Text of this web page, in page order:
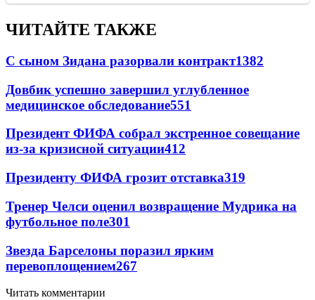
ЧИТАЙТЕ ТАКЖЕ
С сыном Зидана разорвали контракт1382
Довбик успешно завершил углубленное
медицинское обследование551
Президент ФИФА собрал экстренное совещание
из-за кризисной ситуации412
Президенту ФИФА грозит отставка319
Тренер Челси оценил возвращение Мудрика на
футбольное поле301
Звезда Барселоны поразил ярким
перевоплощением267
Читать комментарии